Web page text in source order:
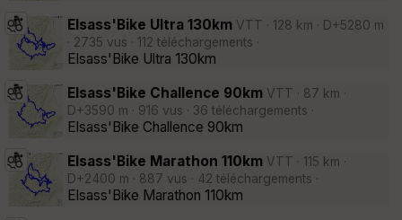
Elsass'Bike Ultra 130km VTT · 128 km · D+5280 m
· 2735 vus · 112 téléchargements ·
Elsass'Bike Ultra 130km
Elsass'Bike Challence 90km VTT · 87 km ·
D+3590 m · 916 vus · 36 téléchargements ·
Elsass'Bike Challence 90km
Elsass'Bike Marathon 110km VTT · 115 km ·
D+2400 m · 887 vus · 42 téléchargements ·
Elsass'Bike Marathon 110km